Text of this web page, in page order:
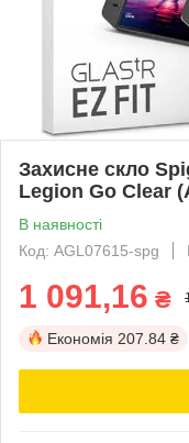
Захисне скло
Legion Go Clear
В наявності
Код: AGL07615-spg
1 091,16 ₴
Економія 207.84 ₴